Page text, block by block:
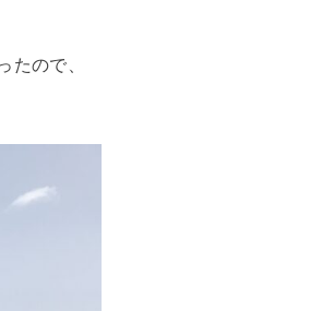
たので、